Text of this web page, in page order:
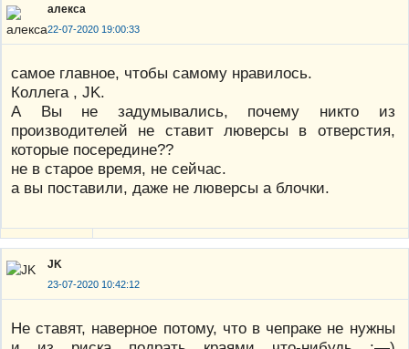
алекса
22-07-2020 19:00:33
самое главное, чтобы самому нравилось.
Коллега , JK.
А Вы не задумывались, почему никто из
производителей не ставит люверсы в отверстия,
которые посередине??
не в старое время, не сейчас.
а вы поставили, даже не люверсы а блочки.
JK
23-07-2020 10:42:12
Не ставят, наверное потому, что в чепраке не нужны